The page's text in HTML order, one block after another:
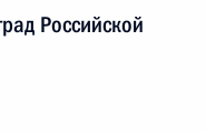
Российской